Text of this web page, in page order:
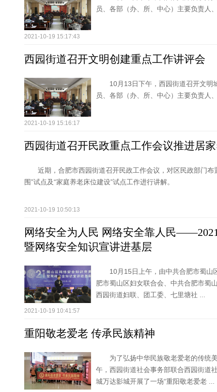
员、各部（办、所、中心）主要负责人
2021-10-19 15:17:43
西园街道召开文明创建重点工作讲评会
10月13日下午，西园街道召开文明
员、各部（办、所、中心）主要负责人
2021-10-19 15:16:17
西园街道召开民政重点工作会议推进居
近期，合肥市西园街道召开民政工作会议，对区民政部门
围”试点及“家庭养老床位建设”试点工作进行讲解。
2021-10-19 10:50:13
网络安全为人民 网络安全靠人民
暨网络安全知识宣讲进基层
10月15日上午，由中共合肥市蜀山
肥市蜀山区妇女联合会、中共合肥市蜀
西园街道妇联、团工委、七里塘社 ...
2021-10-19 10:41:57
重阳敬老爱老 传承民族精神
为了弘扬中华民族敬老爱老的传统
午，西园街道社会事务部联合西园街道
城万达影城开展了一场“重阳敬老爱老 ...